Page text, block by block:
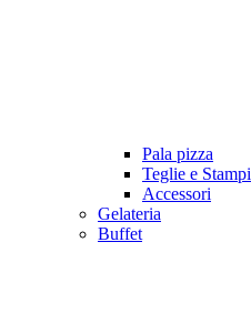
Pala pizza
Teglie e Stampi
Accessori
Gelateria
Buffet